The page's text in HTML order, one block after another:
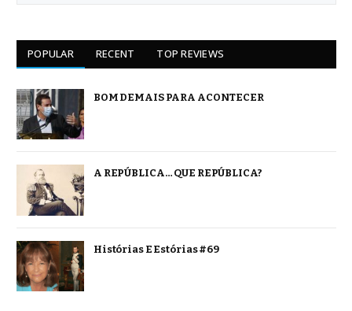
POPULAR RECENT TOP REVIEWS
BOM DEMAIS PARA ACONTECER
A REPÚBLICA… QUE REPÚBLICA?
Histórias E Estórias #69